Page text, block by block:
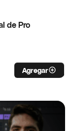
de Pro
Agregar